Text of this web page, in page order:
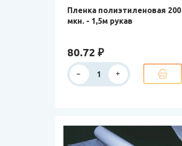
Пленка полиэтиленовая 200
мкн. - 1,5м рукав
80.72 ₽